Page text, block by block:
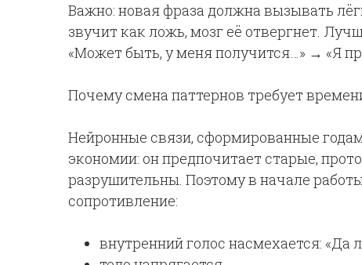
Важно: новая фраза должна вызывать
звучит как ложь, мозг её отвергнет.
«Может быть, у меня получится…» → «Я
Почему смена паттернов требует
Нейронные связи, сформированные
экономии: он предпочитает старые,
разрушительны. Поэтому в начале
сопротивление:
внутренний голос насмехается: «Да